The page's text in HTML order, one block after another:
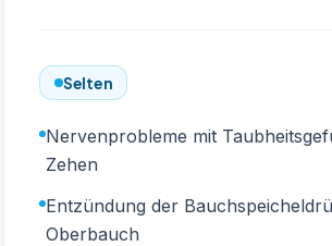
Selten
Nervenprobleme mit
Zehen
Entzündung der
Oberbauch